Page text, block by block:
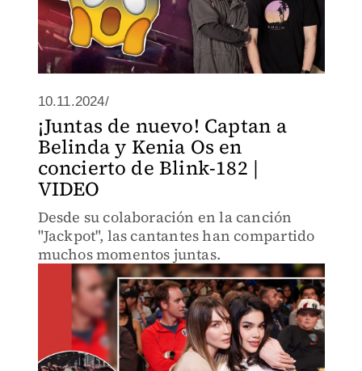
10.11.2024/
¡Juntas de nuevo! Captan a
Belinda y Kenia Os en
concierto de Blink-182 |
VIDEO
Desde su colaboración en la canción
"Jackpot", las cantantes han compartido
muchos momentos juntas.